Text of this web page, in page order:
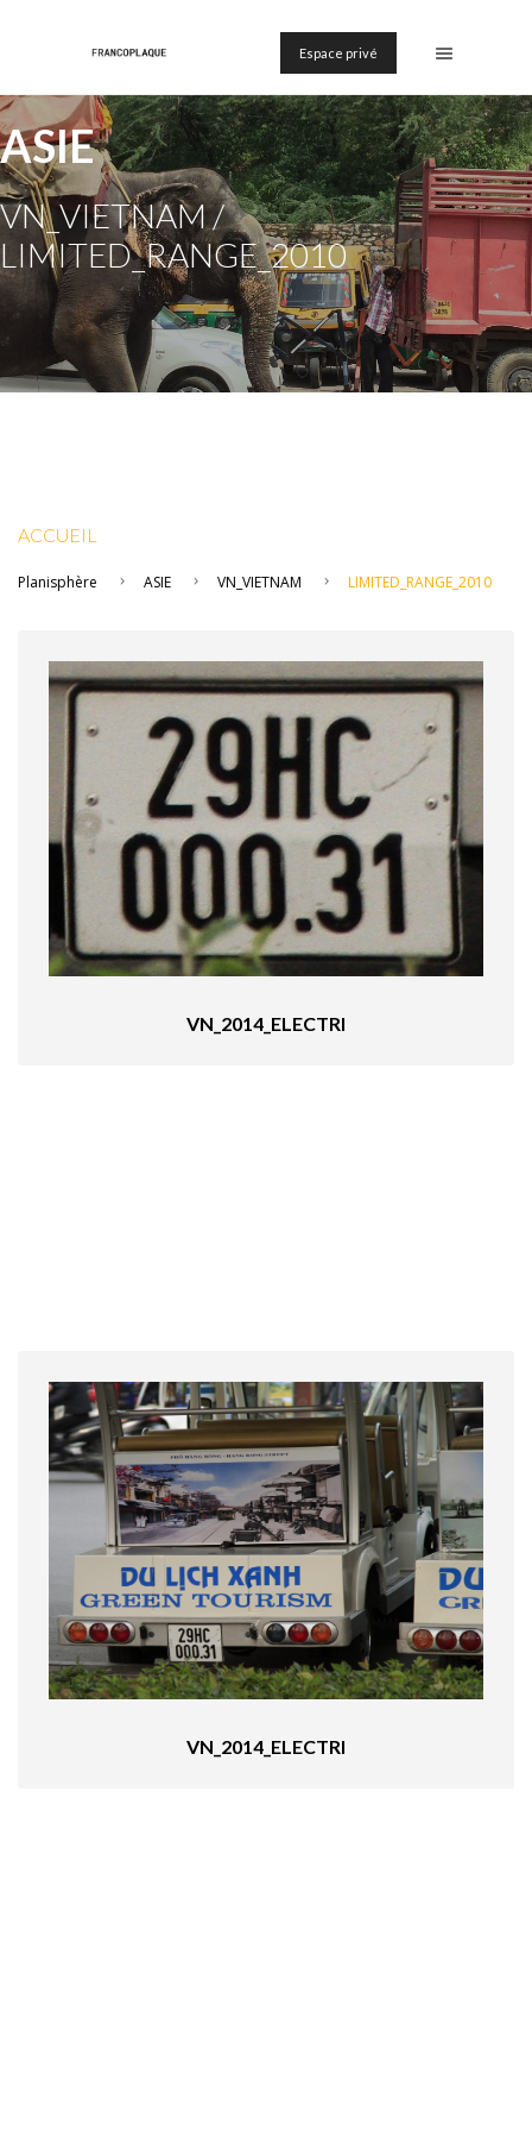
Espace privé
ASIE
VN_VIETNAM /
LIMITED_RANGE_2010
ACCUEIL
Planisphère ASIE VN_VIETNAM LIMITED_RANGE_2010
VN_2014_ELECTRI
VN_2014_ELECTRI